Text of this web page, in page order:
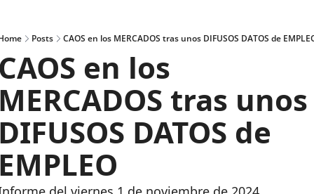
Posts CAOS en los MERCADOS tras unos DIFUSOS DATOS de
en los
tras unos
DATOS de